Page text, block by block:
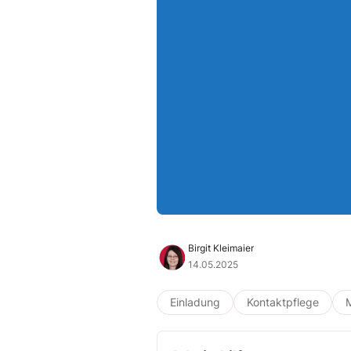
Birgit Kleimaier
14.05.2025
Einladung Kontaktpflege